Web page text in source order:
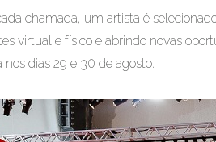
chamada, um artista é
virtual e físico e abrindo novas
dias 29 e 30 de agosto.